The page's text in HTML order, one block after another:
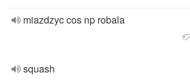
miazdzyc cos np robala
squash